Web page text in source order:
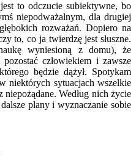
to odczucie subiektywne, bo
niepodważalnym, dla drugiej
rozważań. Dopiero na
to, co ja twierdzę jest słuszne.
wyniesioną z domu), że
człowiekiem i zawsze
będzie dążył. Spotykam
niektórych sytuacjach wszelkie
niepożądane. Według nich życie
plany i wyznaczanie sobie